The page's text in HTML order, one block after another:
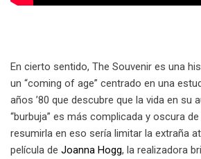
En cierto sentido, The Souvenir es una
un “coming of age” centrado en una
años ’80 que descubre que la vida en su
“burbuja” es más complicada y oscura
resumirla en eso sería limitar la extraña
película de Joanna Hogg, la realizadora